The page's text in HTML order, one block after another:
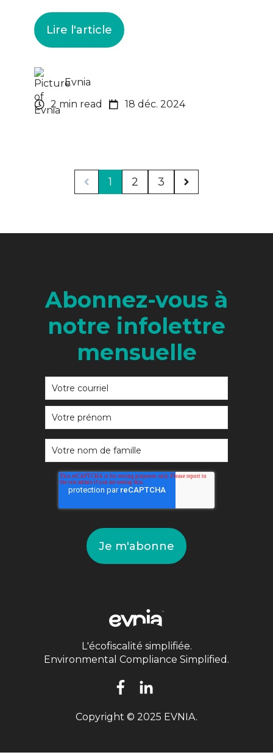
Lire l'article
Evnia
2 min read
18 déc. 2024
1 2 3
Abonnez-vous à
notre infolettre
mensuelle
L'écofiscalité simplifiée.
Environmental Compliance Simplified.
Copyright © 2025 EVNIA.